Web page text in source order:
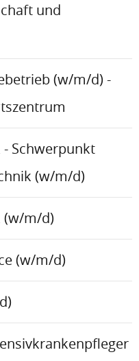
und
(w/m/d) -
Schwerpunkt
(w/m/d)
(w/m/d)
(w/m/d)